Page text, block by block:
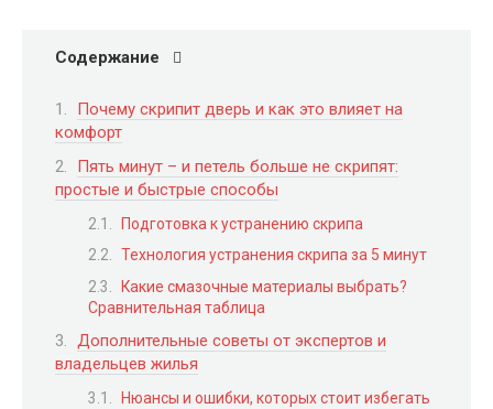
Содержание
Почему скрипит дверь и как это влияет на
комфорт
Пять минут – и петель больше не скрипят:
простые и быстрые способы
Подготовка к устранению скрипа
Технология устранения скрипа за 5 минут
Какие смазочные материалы выбрать?
Сравнительная таблица
Дополнительные советы от экспертов и
владельцев жилья
Нюансы и ошибки, которых стоит избегать